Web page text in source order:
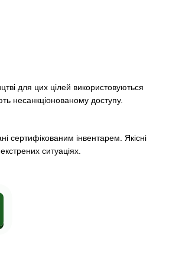
для цих цілей використовуються
несанкціонованому доступу.
сертифікованим інвентарем. Якісні
ситуаціях.